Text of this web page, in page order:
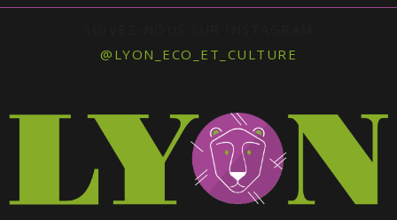
@LYON_ECO_ET_CULTURE